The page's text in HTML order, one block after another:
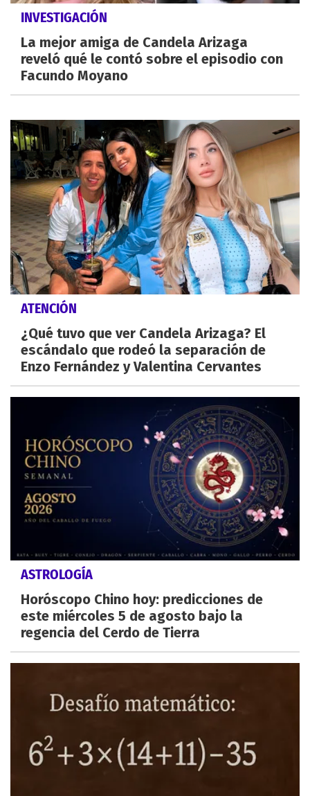
INVESTIGACIÓN
La mejor amiga de Candela Arizaga
reveló qué le contó sobre el episodio con
Facundo Moyano
ATENCIÓN
¿Qué tuvo que ver Candela Arizaga? El
escándalo que rodeó la separación de
Enzo Fernández y Valentina Cervantes
ASTROLOGÍA
Horóscopo Chino hoy: predicciones de
este miércoles 5 de agosto bajo la
regencia del Cerdo de Tierra